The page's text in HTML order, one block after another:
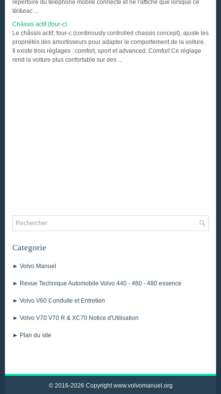
répertoire du téléphone mobile connecté et ne l'affiche que lorsque ce
tél&eac ...
Châssis actif (four-c)
Le châssis actif, four-c (continously controlled chassis concept), ajuste les
propriétés des amortisseurs pour adapter le comportement de la voiture.
Il existe trois réglages : comfort, sport et advanced. Comfort Ce réglage
rend la voiture plus confortable sur des ...
Categorie
► Volvo Manuel
► Revue Technique Automobile Volvo 440 - 460 - 480 essence
► Volvo V60 Conduite et Entretien
► Volvo V70 V70 R & XC70 Notice d'Utilisation
► Plan du site
© 2016-2026 Copyright www.volvomanuel.org